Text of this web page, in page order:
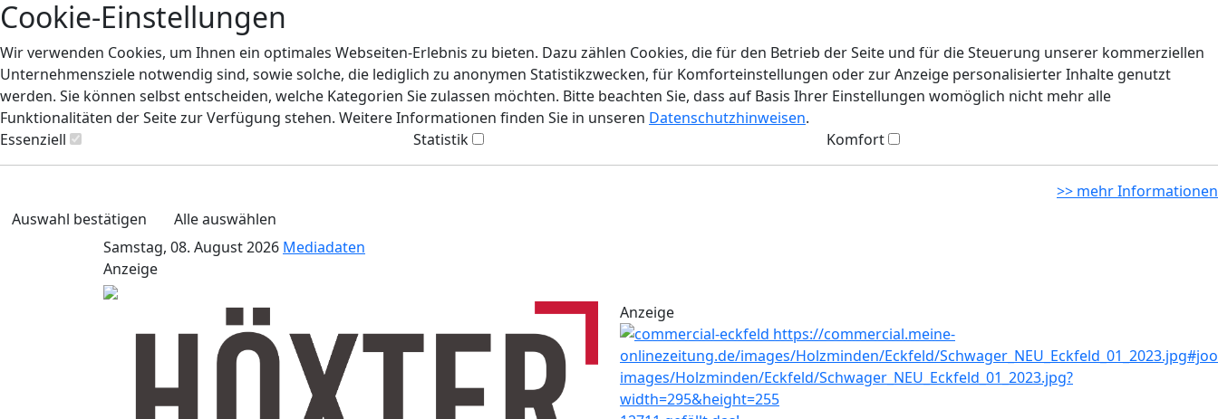
Cookie-Einstellungen
Wir verwenden Cookies, um Ihnen ein optimales Webseiten-Erlebnis zu bieten. Dazu zählen Cookies, die für den Betrieb der Seite und für die Steuerung unserer kommerziellen
Unternehmensziele notwendig sind, sowie solche, die lediglich zu anonymen Statistikzwecken, für Komforteinstellungen oder zur Anzeige personalisierter Inhalte genutzt
werden. Sie können selbst entscheiden, welche Kategorien Sie zulassen möchten. Bitte beachten Sie, dass auf Basis Ihrer Einstellungen womöglich nicht mehr alle
Funktionalitäten der Seite zur Verfügung stehen. Weitere Informationen finden Sie in unseren Datenschutzhinweisen.
Essenziell
Statistik Komfort
>> mehr Informationen
Auswahl bestätigen
Alle auswählen
Samstag, 08. August 2026 Mediadaten
Anzeige
Anzeige